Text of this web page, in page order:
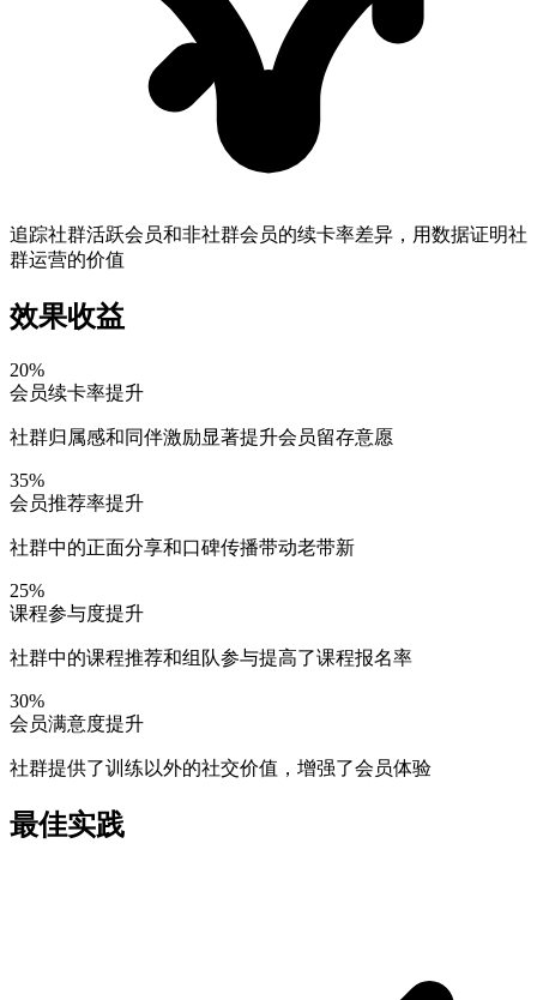
追踪社群活跃会员和非社群会员的续卡率差异，用数据证明社
群运营的价值
效果收益
20%
会员续卡率提升
社群归属感和同伴激励显著提升会员留存意愿
35%
会员推荐率提升
社群中的正面分享和口碑传播带动老带新
25%
课程参与度提升
社群中的课程推荐和组队参与提高了课程报名率
30%
会员满意度提升
社群提供了训练以外的社交价值，增强了会员体验
最佳实践